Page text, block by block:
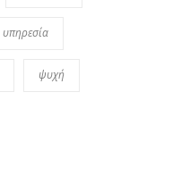
υπηρεσία
ψυχή